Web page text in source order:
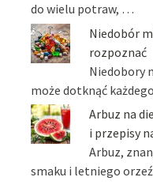
do wielu potraw, …
Niedobór
rozpoznać
Niedobory
może dotknąć
Arbuz na
i przepisy
Arbuz,
smaku i letniego